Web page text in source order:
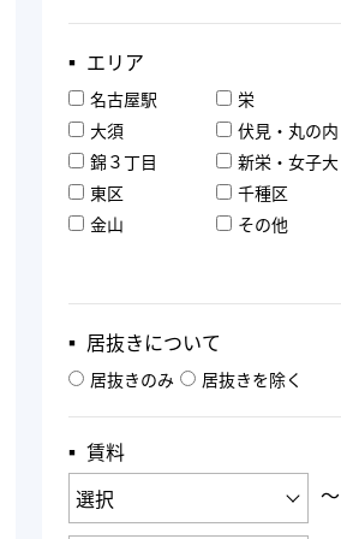
▪︎ エリア
名古屋駅
栄
大須
伏見・丸の内
錦３丁目
新栄・女子大
東区
千種区
金山
その他
▪︎ 居抜きについて
居抜きのみ 居抜きを除く
▪︎ 賃料
〜